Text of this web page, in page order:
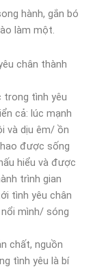
hành, gắn bó
làm một.
chân thành
trong tình yêu
cả: lúc mạnh
và dịu êm/ ồn
được sống
hiểu và được
trình gian
tình yêu chân
mình/ sóng
chất, nguồn
tình yêu là bí